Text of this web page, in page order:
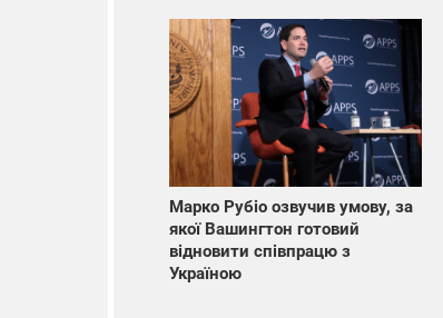
Марко Рубіо озвучив умову, за
якої Вашингтон готовий
відновити співпрацю з
Україною